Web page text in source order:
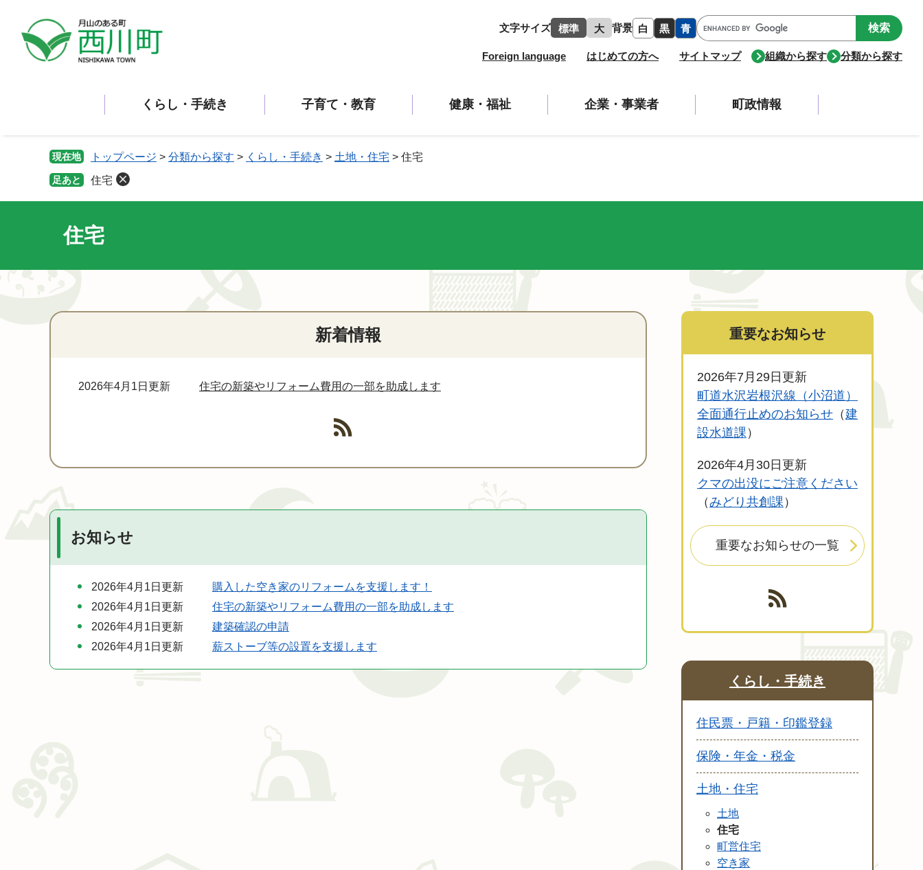
文字サイズ 標準 大 背景 白 黒 青
Google
カ
ス
Foreign language はじめての方へ サイトマップ 組織から探す 分類から探す
くらし・手続き 子育て・教育 健康・福祉 企業・事業者 町政情報
現在地 トップページ > 分類から探す > くらし・手続き > 土地・住宅 > 住宅
足あと 住宅
住宅
本
新着情報
2026年4月1日更新 住宅の新築やリフォーム費用の一部を助成します
お知らせ
2026年4月1日更新
購入した空き家のリフォームを支援します！
2026年4月1日更新
住宅の新築やリフォーム費用の一部を助成します
2026年4月1日更新
建築確認の申請
2026年4月1日更新
薪ストーブ等の設置を支援します
重要なお知らせ
2026年7月29日更新
町道水沢岩根沢線（小沼道）
全面通行止めのお知らせ
建
設水道課
2026年4月30日更新
クマの出没にご注意ください
みどり共創課
重要なお知らせの一覧
くらし・手続き
住民票・戸籍・印鑑登録
保険・年金・税金
土地・住宅
土地
住宅
町営住宅
空き家